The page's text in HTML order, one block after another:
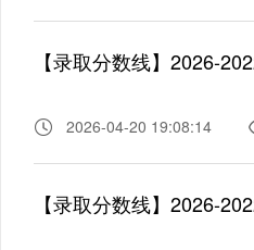
【录取分数线】2026-
2026-04-20 19:08:14
【录取分数线】2026-